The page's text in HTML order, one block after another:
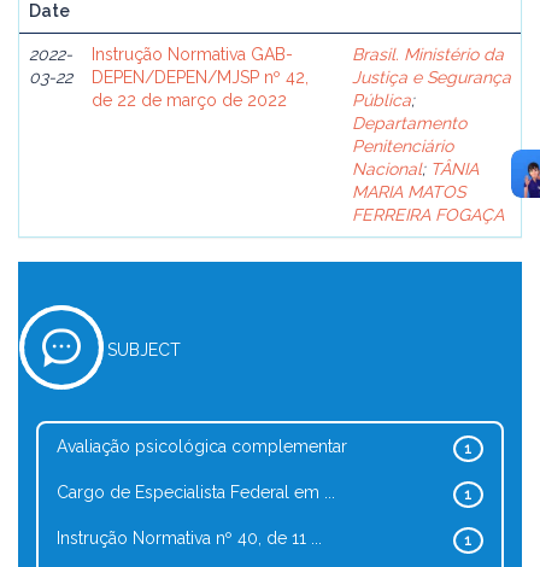
Date
2022-
03-22
Instrução Normativa GAB-
DEPEN/DEPEN/MJSP nº 42,
de 22 de março de 2022
Brasil. Ministério da
Justiça e Segurança
Pública;
Departamento
Penitenciário
Nacional; TÂNIA
MARIA MATOS
FERREIRA FOGAÇA
SUBJECT
1
Avaliação psicológica complementar
1
Cargo de Especialista Federal em ...
1
Instrução Normativa nº 40, de 11 ...